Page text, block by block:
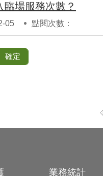
場服務次數？
05 點閱次數：
業務統計